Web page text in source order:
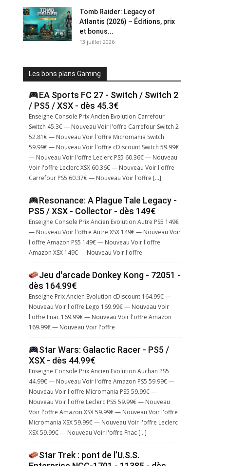
Tomb Raider: Legacy of
Atlantis (2026) – Éditions, prix
et bonus...
13 juillet 2026
Les bons plans Gaming
EA Sports FC 27 - Switch / Switch 2
/ PS5 / XSX - dès 45.3€
Enseigne Console Prix Ancien Evolution Carrefour
Switch 45.3€ — Nouveau Voir l'offre Carrefour Switch 2
52.81€ — Nouveau Voir l'offre Micromania Switch
59.99€ — Nouveau Voir l'offre cDiscount Switch 59.99€
— Nouveau Voir l'offre Leclerc PS5 60.36€ — Nouveau
Voir l'offre Leclerc XSX 60.36€ — Nouveau Voir l'offre
Carrefour PS5 60.37€ — Nouveau Voir l'offre […]
Resonance: A Plague Tale Legacy -
PS5 / XSX - Collector - dès 149€
Enseigne Console Prix Ancien Evolution Autre PS5 149€
— Nouveau Voir l'offre Autre XSX 149€ — Nouveau Voir
l'offre Amazon PS5 149€ — Nouveau Voir l'offre
Amazon XSX 149€ — Nouveau Voir l'offre
Jeu d'arcade Donkey Kong - 72051 -
dès 164.99€
Enseigne Prix Ancien Evolution cDiscount 164.99€ —
Nouveau Voir l'offre Lego 169.99€ — Nouveau Voir
l'offre Fnac 169.99€ — Nouveau Voir l'offre Amazon
169.99€ — Nouveau Voir l'offre
Star Wars: Galactic Racer - PS5 /
XSX - dès 44.99€
Enseigne Console Prix Ancien Evolution Auchan PS5
44.99€ — Nouveau Voir l'offre Amazon PS5 59.99€ —
Nouveau Voir l'offre Micromania PS5 59.99€ —
Nouveau Voir l'offre Leclerc PS5 59.99€ — Nouveau
Voir l'offre Amazon XSX 59.99€ — Nouveau Voir l'offre
Micromania XSX 59.99€ — Nouveau Voir l'offre Leclerc
XSX 59.99€ — Nouveau Voir l'offre Fnac […]
Star Trek : pont de l’U.S.S.